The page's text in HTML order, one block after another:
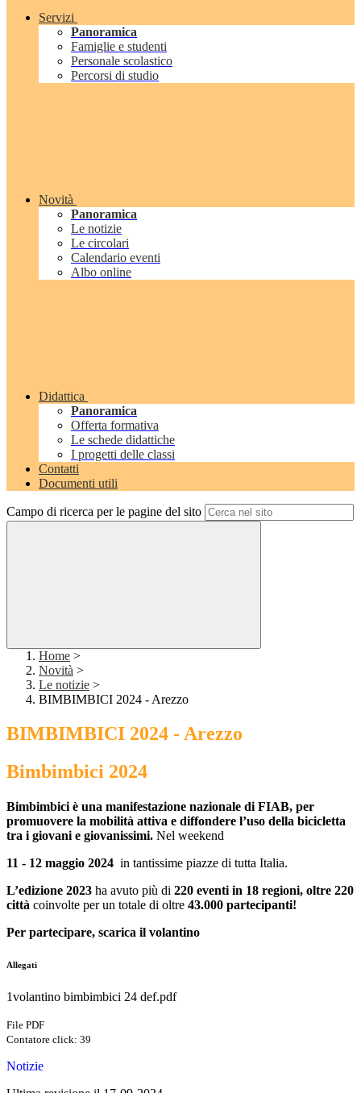
Servizi
Panoramica
Famiglie e studenti
Personale scolastico
Percorsi di studio
Novità
Panoramica
Le notizie
Le circolari
Calendario eventi
Albo online
Didattica
Panoramica
Offerta formativa
Le schede didattiche
I progetti delle classi
Contatti
Documenti utili
Campo di ricerca per le pagine del sito
Home >
Novità >
Le notizie >
BIMBIMBICI 2024 - Arezzo
BIMBIMBICI 2024 - Arezzo
Bimbimbici 2024
Bimbimbici è una manifestazione nazionale di FIAB, per
promuovere la mobilità attiva e diffondere l’uso della bicicletta
tra i giovani e giovanissimi. Nel weekend
11 - 12 maggio 2024 in tantissime piazze di tutta Italia.
L’edizione 2023 ha avuto più di 220 eventi in 18 regioni, oltre 220
città coinvolte per un totale di oltre 43.000 partecipanti!
Per partecipare, scarica il volantino
Allegati
1volantino bimbimbici 24 def.pdf
File PDF
Contatore click: 39
Notizie